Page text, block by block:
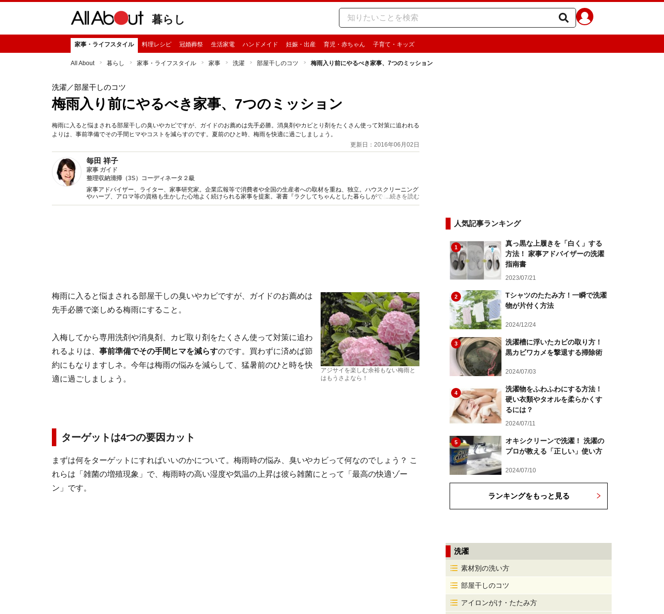
暮らし
家事・ライフスタイル 料理レシピ 冠婚葬祭 生活家電 ハンドメイド 妊娠・出産 育児・赤ちゃん 子育て・キッズ
All About 暮らし 家事・ライフスタイル 家事 洗濯 部屋干しのコツ 梅雨入り前にやるべき家事、7つのミッション
洗濯 ／部屋干しのコツ
梅雨入り前にやるべき家事、7つのミッション
梅雨に入ると悩まされる部屋干しの臭いやカビですが、ガイドのお薦めは先手必勝。消臭剤やカビとり剤をたくさん使って対策に追われる
よりは、事前準備でその手間ヒマやコストを減らすのです。夏前のひと時、梅雨を快適に過ごしましょう。
更新日：2016年06月02日
毎田 祥子
家事 ガイド
整理収納清掃（3S）コーディネータ２級
家事アドバイザー、ライター、家事研究家。企業広報等で消費者や全国の生産者への取材を重ね、独立。ハウスクリーニング
やハーブ、アロマ等の資格も生かした心地よく続けられる家事を提案。著書『ラクしてちゃんとした暮らしができる“朝だけ
家事”』、監修『おばあちゃんの歳時記暮らしの知恵』等。新聞雑誌TV等出演多数。
...続きを読む
アジサイを楽しむ余裕もない梅雨と
はもうさよなら！
梅雨に入ると悩まされる部屋干しの臭いやカビですが、ガイドのお薦めは
先手必勝で楽しめる梅雨にすること。
入梅してから専用洗剤や消臭剤、カビ取り剤をたくさん使って対策に追わ
れるよりは、 事前準備でその手間ヒマを減らすのです。買わずに済めば節
約にもなりますしネ。今年は梅雨の悩みを減らして、猛暑前のひと時を快
適に過ごしましょう。
ターゲットは4つの要因カット
まずは何をターゲットにすればいいのかについて。梅雨時の悩み、臭いやカビって何なのでしょう？ こ
れらは「雑菌の増殖現象」で、梅雨時の高い湿度や気温の上昇は彼ら雑菌にとって「最高の快適ゾー
ン」です。
人気記事ランキング
1
真っ黒な上履きを「白く」する
方法！ 家事アドバイザーの洗濯
指南書
2023/07/21
2
Tシャツのたたみ方！一瞬で洗濯
物が片付く方法
2024/12/24
3
洗濯槽に浮いたカビの取り方！
黒カビワカメを撃退する掃除術
2024/07/03
4
洗濯物をふわふわにする方法！
硬い衣類やタオルを柔らかくす
るには？
2024/07/11
5
オキシクリーンで洗濯！ 洗濯の
プロが教える「正しい」使い方
2024/07/10
ランキングをもっと見る
洗濯
素材別の洗い方
部屋干しのコツ
アイロンがけ・たたみ方